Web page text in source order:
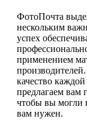
ФотоПочта
нескольким
успех
применением
качество
предлагаем вам
чтобы вы могли
вам нужен.